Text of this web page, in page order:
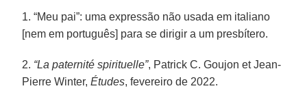
1. “Meu pai”: uma expressão não usada em italiano
[nem em português] para se dirigir a um presbítero.
2. “La paternité spirituelle”, Patrick C. Goujon et Jean-
Pierre Winter,Études, fevereiro de 2022.